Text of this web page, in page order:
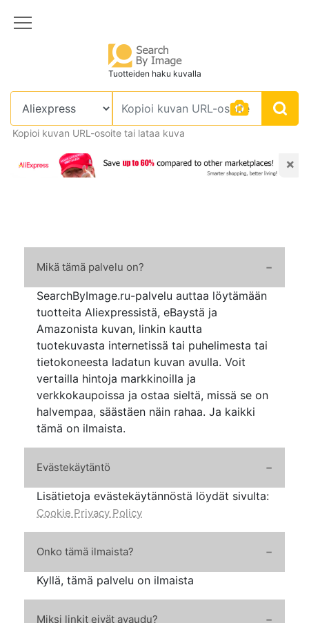
Tuotteiden haku kuvalla
Kopioi kuvan URL-osoite tai lataa kuva
×
Mikä tämä palvelu on?
SearchByImage.ru-palvelu auttaa löytämään
tuotteita Aliexpressistä, eBaystä ja
Amazonista kuvan, linkin kautta
tuotekuvasta internetissä tai puhelimesta tai
tietokoneesta ladatun kuvan avulla. Voit
vertailla hintoja markkinoilla ja
verkkokaupoissa ja ostaa sieltä, missä se on
halvempaa, säästäen näin rahaa. Ja kaikki
tämä on ilmaista.
Evästekäytäntö
Lisätietoja evästekäytännöstä löydät sivulta:
Cookie Privacy Policy
Onko tämä ilmaista?
Kyllä, tämä palvelu on ilmaista
Miksi linkit eivät avaudu?